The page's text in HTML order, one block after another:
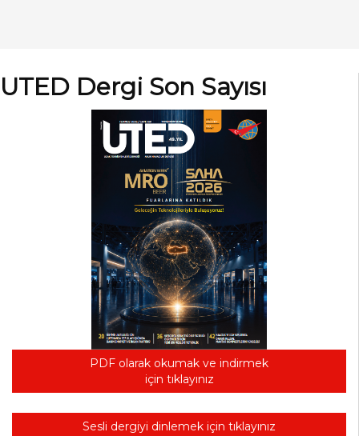
UTED Dergi Son Sayısı
PDF olarak okumak ve indirmek
için tıklayınız
Sesli dergiyi dinlemek için tıklayınız